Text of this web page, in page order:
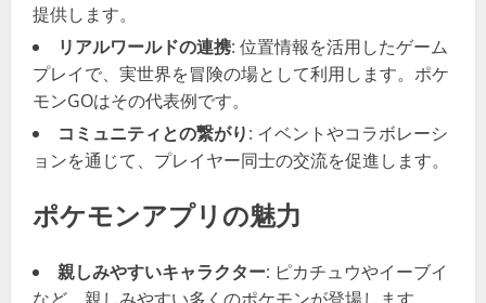
提供します。
リアルワールドの連携: 位置情報を活用したゲーム
プレイで、実世界を冒険の場として利用します。ポケ
モンGOはその代表例です。
コミュニティとの繋がり: イベントやコラボレーシ
ョンを通じて、プレイヤー同士の交流を促進します。
ポケモンアプリの魅力
親しみやすいキャラクター: ピカチュウやイーブイ
など、親しみやすい多くのポケモンが登場します。